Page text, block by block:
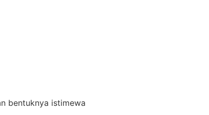
bentuknya istimewa